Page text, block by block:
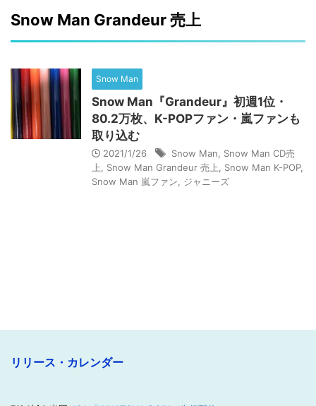
Snow Man Grandeur 売上
Snow Man
Snow Man『Grandeur』初週1位・
80.2万枚、K-POPファン・嵐ファンも
取り込む
2021/1/26 Snow Man
Snow Man CD売
上
Snow Man Grandeur 売上 Snow Man K-POP,
Snow Man 嵐ファン
ジャニーズ
リリース・カレンダー